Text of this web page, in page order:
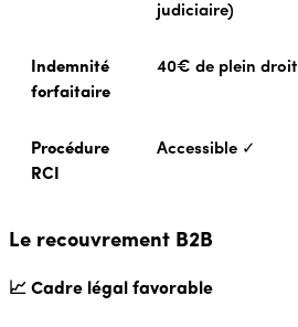
judiciaire)
Indemnité
forfaitaire
40€ de plein droit
Procédure
RCI
Accessible ✓
Le recouvrement B2B
📈 Cadre légal favorable